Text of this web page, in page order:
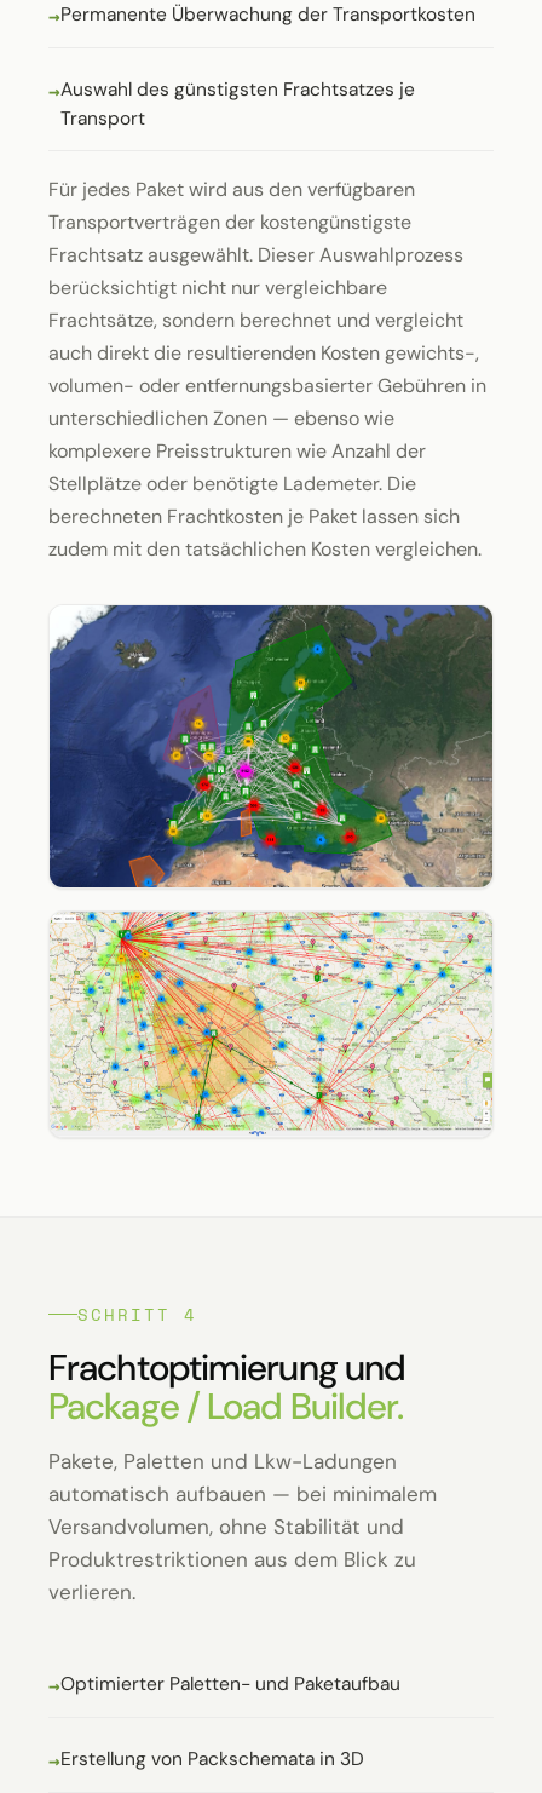
Permanente Überwachung der Transportkosten
Auswahl des günstigsten Frachtsatzes je
Transport
Für jedes Paket wird aus den verfügbaren
Transportverträgen der kosten­günstigste
Frachtsatz ausgewählt. Dieser Auswahlprozess
berücksichtigt nicht nur vergleichbare
Frachtsätze, sondern berechnet und vergleicht
auch direkt die resultierenden Kosten gewichts-,
volumen- oder entfernungsbasierter Gebühren in
unterschiedlichen Zonen — ebenso wie
komplexere Preisstrukturen wie Anzahl der
Stellplätze oder benötigte Lademeter. Die
berechneten Fracht­kosten je Paket lassen sich
zudem mit den tatsächlichen Kosten vergleichen.
SCHRITT 4
Fracht­optimierung und
Package / Load Builder.
Pakete, Paletten und Lkw-Ladungen
automatisch aufbauen — bei minimalem
Versandvolumen, ohne Stabilität und
Produkt­restriktionen aus dem Blick zu
verlieren.
Optimierter Paletten- und Paketaufbau
Erstellung von Packschemata in 3D